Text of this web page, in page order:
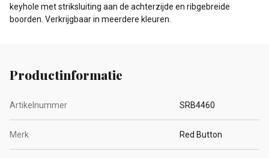
keyhole met striksluiting aan de achterzijde en ribgebreide
boorden. Verkrijgbaar in meerdere kleuren.
Productinformatie
Artikelnummer SRB4460
Merk Red Button